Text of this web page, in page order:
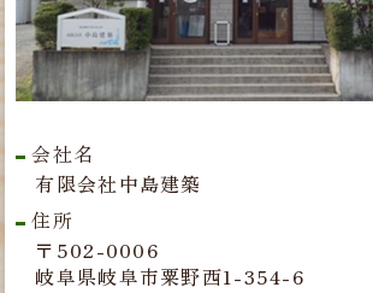
会社名
有限会社中島建築
住所
〒502-0006
岐阜県岐阜市粟野西1-354-6